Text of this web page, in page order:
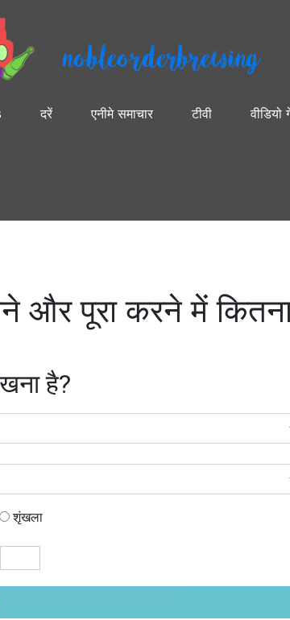
nobleorderbrewing
दरें एनीमे समाचार टीवी वीडियो
और पूरा करने में
है?
शृंखला